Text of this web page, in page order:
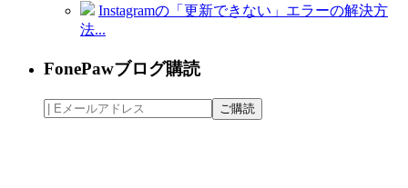
Instagramの「更新できない」エラーの解決方
法...
FonePawブログ購読